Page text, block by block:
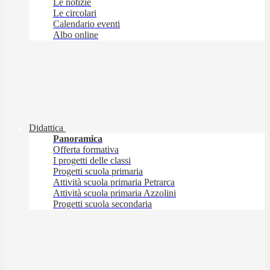
Le notizie
Le circolari
Calendario eventi
Albo online
Didattica
Panoramica
Offerta formativa
I progetti delle classi
Progetti scuola primaria
Attività scuola primaria Petrarca
Attività scuola primaria Azzolini
Progetti scuola secondaria